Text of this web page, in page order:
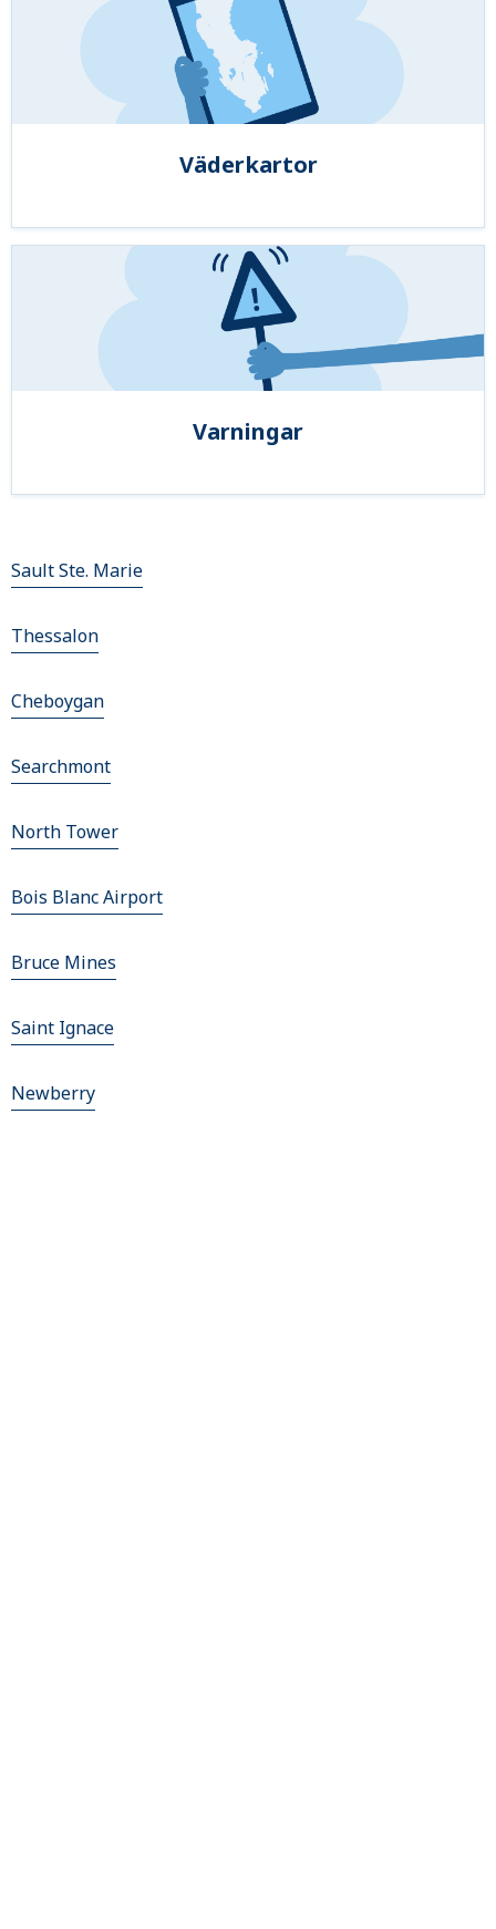
Väderkartor
Varningar
Sault Ste. Marie
Thessalon
Cheboygan
Searchmont
North Tower
Bois Blanc Airport
Bruce Mines
Saint Ignace
Newberry